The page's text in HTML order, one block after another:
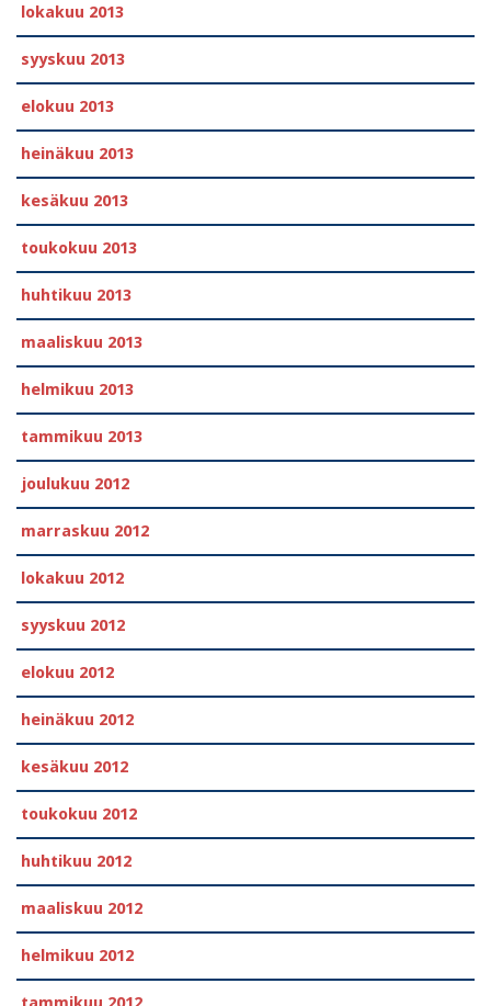
lokakuu 2013
syyskuu 2013
elokuu 2013
heinäkuu 2013
kesäkuu 2013
toukokuu 2013
huhtikuu 2013
maaliskuu 2013
helmikuu 2013
tammikuu 2013
joulukuu 2012
marraskuu 2012
lokakuu 2012
syyskuu 2012
elokuu 2012
heinäkuu 2012
kesäkuu 2012
toukokuu 2012
huhtikuu 2012
maaliskuu 2012
helmikuu 2012